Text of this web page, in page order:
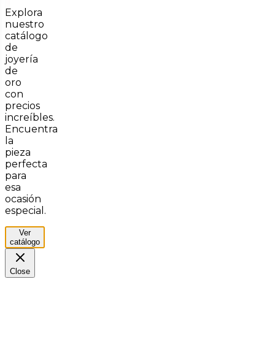
Explora
nuestro
catálogo
de
joyería
de
oro
con
precios
increíbles.
Encuentra
la
pieza
perfecta
para
esa
ocasión
especial.
Ver
catálogo
Close